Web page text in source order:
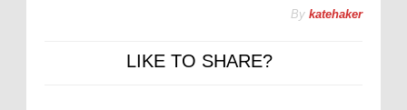
By katehaker
LIKE TO SHARE?